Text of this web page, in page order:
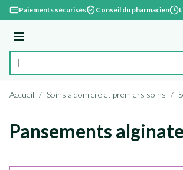
Aller au contenu
Paiements sécurisés Conseil du pharmacien
Menu
Rechercher
Accueil / Soins à domicile et premiers soins /
Pansements